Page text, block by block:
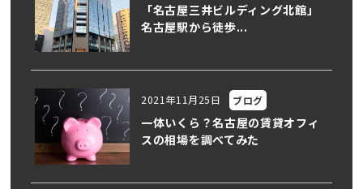
「名古屋三井ビルディング北館」
名古屋駅から徒歩...
2021年11月25日 ブログ
一体いくら？名古屋の賃貸オフィ
スの相場を調べてみた